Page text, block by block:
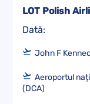
Dată:
LOT Polish
John F
Aeroportul
(DCA)